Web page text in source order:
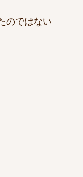
のではない